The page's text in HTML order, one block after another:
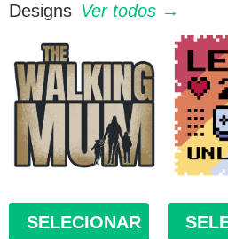
Designs Ver todos →
SELECIONAR